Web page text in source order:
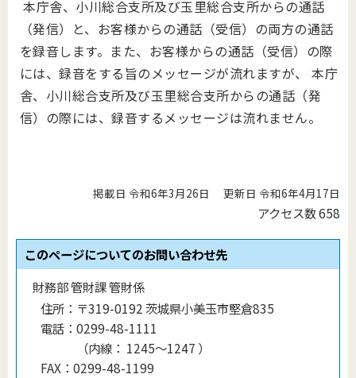
本庁舎、小川総合支所及び玉里総合支所からの通話
（発信）と、お客様からの通話（受信）の両方の通話
を録音します。また、お客様からの通話（受信）の際
には、録音をする旨のメッセージが流れますが、 本庁
舎、小川総合支所及び玉里総合支所からの通話（発
信）の際には、録音するメッセージは流れません。
掲載日 令和6年3月26日 更新日 令和6年4月17日
アクセス数658
このページについてのお問い合わせ先
財務部 管財課 管財係
住所： 〒319-0192 茨城県小美玉市堅倉835
電話： 0299-48-1111
（内線 ： 1245～1247 ）
FAX： 0299-48-1199